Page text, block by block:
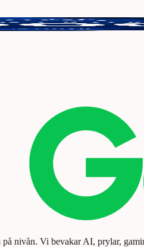
nivån. Vi bevakar AI, prylar,